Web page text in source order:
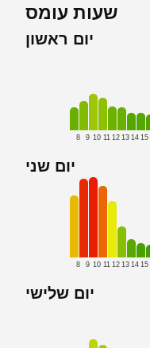
שעות עומס
יום ראשון
8 9 10 11 12 13 14 15
יום שני
8 9 10 11 12 13 14 15
יום שלישי